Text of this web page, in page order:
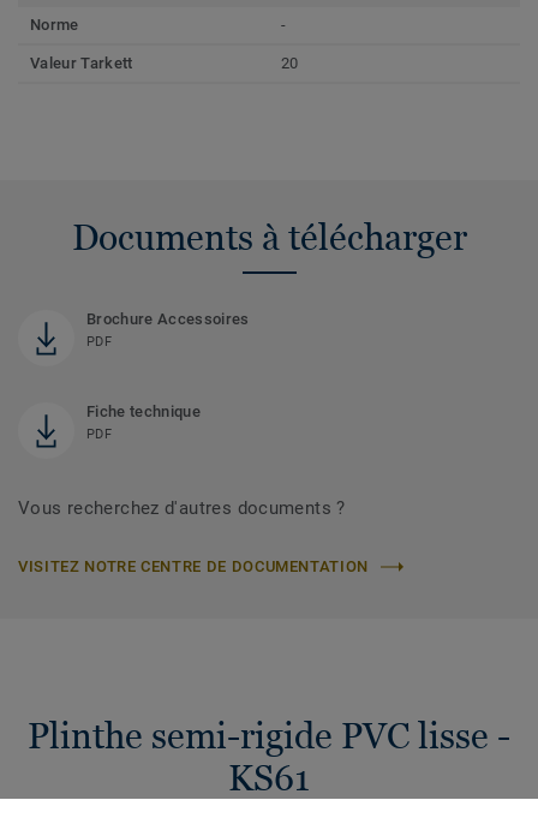
Norme
-
Valeur Tarkett 20
Documents à télécharger
Brochure Accessoires
PDF
Fiche technique
PDF
Vous recherchez d'autres documents ?
VISITEZ NOTRE CENTRE DE DOCUMENTATION
Plinthe semi-rigide PVC lisse -
KS61